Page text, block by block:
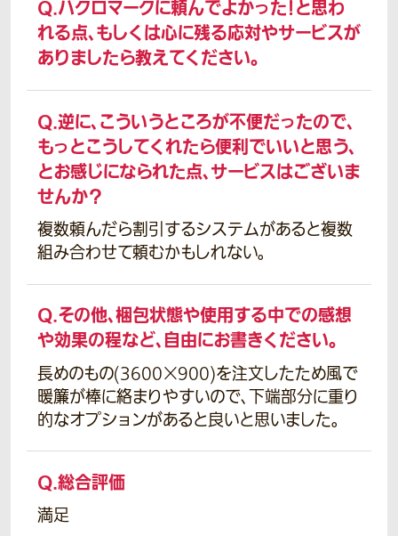
Q.ハクロマークに頼んでよかった！と思わ
れる点、もしくは心に残る応対やサービスが
ありましたら教えてください。
Q.逆に、こういうところが不便だったので、
もっとこうしてくれたら便利でいいと思う、
とお感じになられた点、サービスはございま
せんか？
複数頼んだら割引するシステムがあると複数
組み合わせて頼むかもしれない。
Q.その他、梱包状態や使用する中での感想
や効果の程など、自由にお書きください。
長めのもの(3600×900)を注文したため風で
暖簾が棒に絡まりやすいので、下端部分に重り
的なオプションがあると良いと思いました。
Q.総合評価
満足